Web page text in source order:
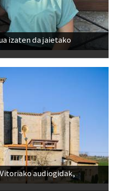
izaten da jaietako
audiogidak,